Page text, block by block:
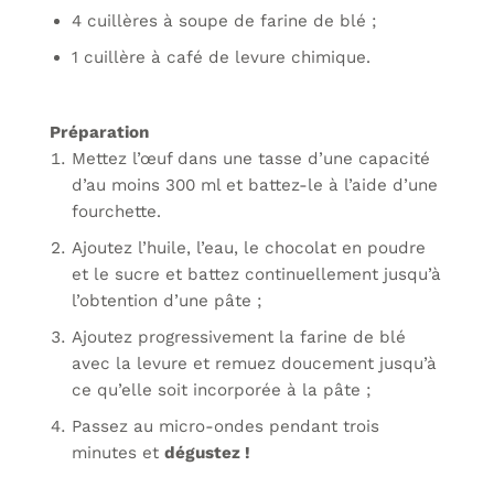
4 cuillères à soupe de farine de blé ;
1 cuillère à café de levure chimique.
Préparation
Mettez l’œuf dans une tasse d’une capacité
d’au moins 300 ml et battez-le à l’aide d’une
fourchette.
Ajoutez l’huile, l’eau, le chocolat en poudre
et le sucre et battez continuellement jusqu’à
l’obtention d’une pâte ;
Ajoutez progressivement la farine de blé
avec la levure et remuez doucement jusqu’à
ce qu’elle soit incorporée à la pâte ;
Passez au micro-ondes pendant trois
minutes et dégustez !